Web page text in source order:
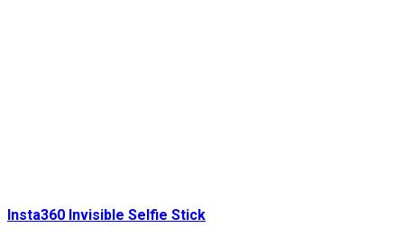
Insta360 Invisible Selfie Stick